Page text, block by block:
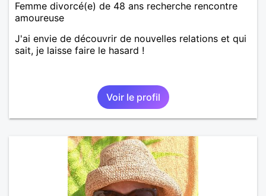
Femme divorcé(e) de 48 ans recherche rencontre
amoureuse
J'ai envie de découvrir de nouvelles relations et qui
sait, je laisse faire le hasard !
Voir le profil